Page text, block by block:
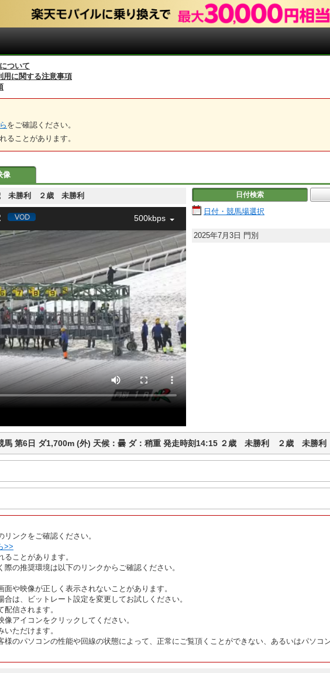
ついて
用に関する注意事項
をご確認ください。
ることがあります。
像
未勝利 ２歳 未勝利
500kbps
日付検索
日付・競馬場選択
2025年7月3日 門別
馬 第6日 ダ1,700m (外) 天候：曇 ダ：稍重 発走時刻14:15 ２歳 未勝利 ２歳 未勝利
ンクをご確認ください。
>>
ることがあります。
際の推奨環境は以下のリンクからご確認ください。
や映像が正しく表示されないことがあります。
合は、ビットレート設定を変更してお試しください。
信されます。
アイコンをクリックしてください。
ただけます。
様のパソコンの性能や回線の状態によって、正常にご覧頂くことができない、あるいはパソコ